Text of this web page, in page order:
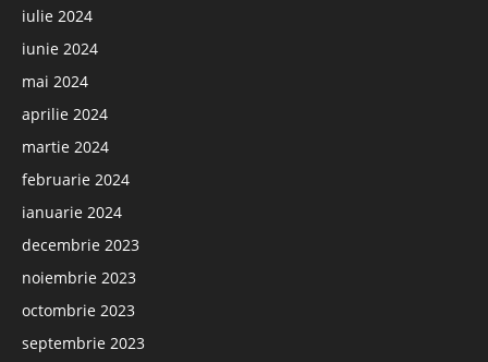
iulie 2024
iunie 2024
mai 2024
aprilie 2024
martie 2024
februarie 2024
ianuarie 2024
decembrie 2023
noiembrie 2023
octombrie 2023
septembrie 2023